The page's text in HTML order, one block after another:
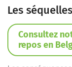
Les
Consultez
repos en